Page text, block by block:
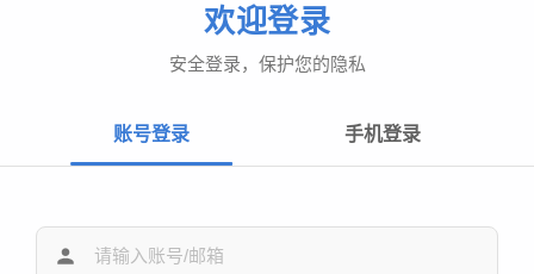
欢迎登录
安全登录，保护您的隐私
账号登录 手机登录